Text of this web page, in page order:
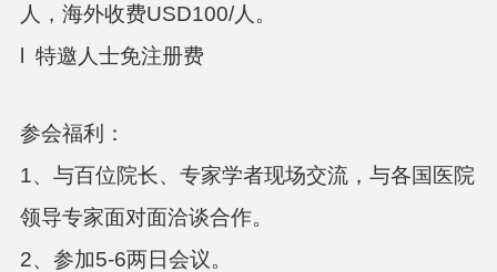
人，海外收费USD100/人。
l 特邀人士免注册费
参会福利：
1、与百位院长、专家学者现场交流，与各国医院
领导专家面对面洽谈合作。
2、参加5-6两日会议。